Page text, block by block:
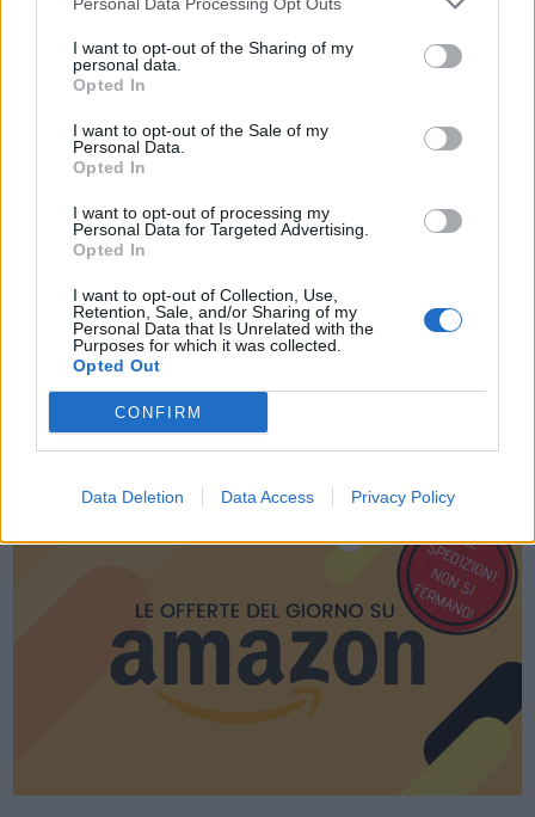
I want to opt-out of the Sharing of my
personal data.
Opted In
I want to opt-out of the Sale of my
Personal Data.
Opted In
I want to opt-out of processing my
Personal Data for Targeted Advertising.
Opted In
I want to opt-out of Collection, Use,
Retention, Sale, and/or Sharing of my
Personal Data that Is Unrelated with the
Purposes for which it was collected.
Opted Out
CONFIRM
Data Deletion Data Access Privacy Policy
Acconsento al trattamento dei dati personali (